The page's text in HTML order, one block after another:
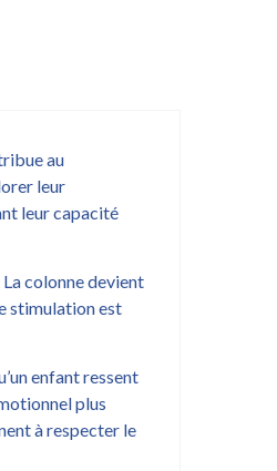
au
leur
leur capacité
La colonne devient
stimulation est
enfant ressent
plus
à respecter le